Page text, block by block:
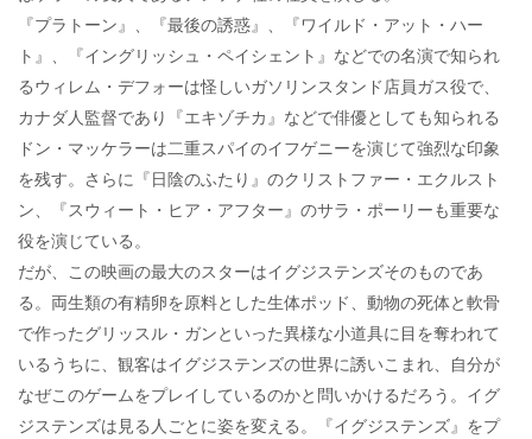
『プラトーン』、『最後の誘惑』、『ワイルド・アット・ハー
ト』、『イングリッシュ・ペイシェント』などでの名演で知られ
るウィレム・デフォーは怪しいガソリンスタンド店員ガス役で、
カナダ人監督であり『エキゾチカ』などで俳優としても知られる
ドン・マッケラーは二重スパイのイフゲニーを演じて強烈な印象
を残す。さらに『日陰のふたり』のクリストファー・エクルスト
ン、『スウィート・ヒア・アフター』のサラ・ポーリーも重要な
役を演じている。
だが、この映画の最大のスターはイグジステンズそのものであ
る。両生類の有精卵を原料とした生体ポッド、動物の死体と軟骨
で作ったグリッスル・ガンといった異様な小道具に目を奪われて
いるうちに、観客はイグジステンズの世界に誘いこまれ、自分が
なぜこのゲームをプレイしているのかと問いかけるだろう。イグ
ジステンズは見る人ごとに姿を変える。『イグジステンズ』をプ